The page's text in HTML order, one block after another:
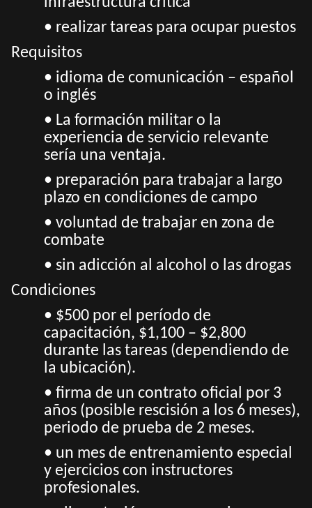
• realizar tareas para ocupar puestos
Requisitos
• idioma de comunicación – español
o inglés
• La formación militar o la
experiencia de servicio relevante
sería una ventaja.
• preparación para trabajar a largo
plazo en condiciones de campo
• voluntad de trabajar en zona de
combate
• sin adicción al alcohol o las drogas
Condiciones
• $500 por el período de
capacitación, $1,100 – $2,800
durante las tareas (dependiendo de
la ubicación).
• firma de un contrato oficial por 3
años (posible rescisión a los 6 meses),
periodo de prueba de 2 meses.
• un mes de entrenamiento especial
y ejercicios con instructores
profesionales.